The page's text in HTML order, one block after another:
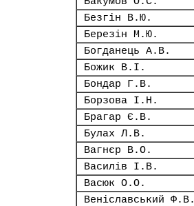
Безгін В.Ю.
Березін М.Ю.
Богданець А.В.
Божик В.І.
Бондар Г.В.
Борзова І.Н.
Брагар Є.В.
Булах Л.В.
Вагнєр В.О.
Василів І.В.
Васюк О.О.
Веніславський Ф.В.